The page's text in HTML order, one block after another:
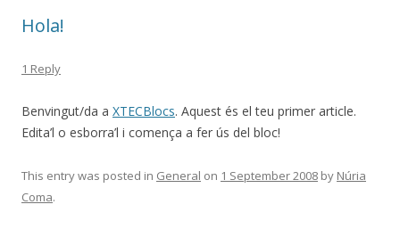
Hola!
1 Reply
Benvingut/da a XTECBlocs. Aquest és el teu primer article.
Edita’l o esborra’l i comença a fer ús del bloc!
This entry was posted in General on 1 September 2008 by Núria
Coma.